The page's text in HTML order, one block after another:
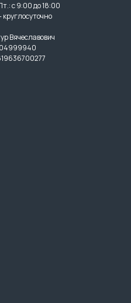
с 9:00 до 18:00
Вячеславович